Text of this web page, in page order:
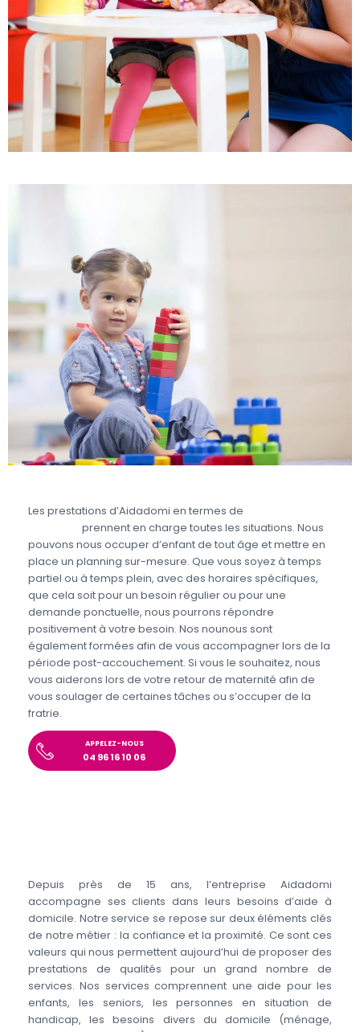
Les prestations d’Aidadomi en termes de
prennent en charge toutes les situations. Nous
pouvons nous occuper d’enfant de tout âge et mettre en
place un planning sur-mesure. Que vous soyez à temps
partiel ou à temps plein, avec des horaires spécifiques,
que cela soit pour un besoin régulier ou pour une
demande ponctuelle, nous pourrons répondre
positivement à votre besoin. Nos nounous sont
également formées afin de vous accompagner lors de la
période post-accouchement. Si vous le souhaitez, nous
vous aiderons lors de votre retour de maternité afin de
vous soulager de certaines tâches ou s’occuper de la
fratrie.
APPELEZ-NOUS
04 96 16 10 06
Depuis près de 15 ans, l’entreprise Aidadomi
accompagne ses clients dans leurs besoins d’aide à
domicile. Notre service se repose sur deux éléments clés
de notre métier : la confiance et la proximité. Ce sont ces
valeurs qui nous permettent aujourd’hui de proposer des
prestations de qualités pour un grand nombre de
services. Nos services comprennent une aide pour les
enfants, les seniors, les personnes en situation de
handicap, les besoins divers du domicile (ménage,